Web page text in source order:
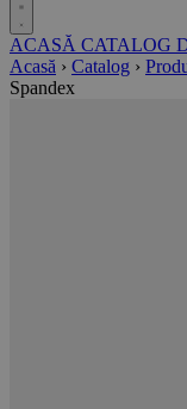
ACASĂ CATALOG
Acasă › Catalog ›
Spandex